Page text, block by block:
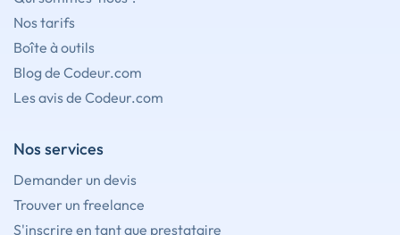
Nos tarifs
Boîte à outils
Blog de Codeur.com
Les avis de Codeur.com
Nos services
Demander un devis
Trouver un freelance
S'inscrire en tant que prestataire